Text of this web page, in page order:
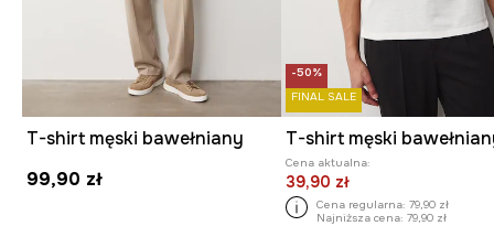
T-shirt męski bawełniany
99,90 zł
-50%
FINAL SALE
T-shirt męski
Cena aktualna:
39,90 zł
Cena regularna: 79,90 zł
Najniższa cena: 79,90 zł